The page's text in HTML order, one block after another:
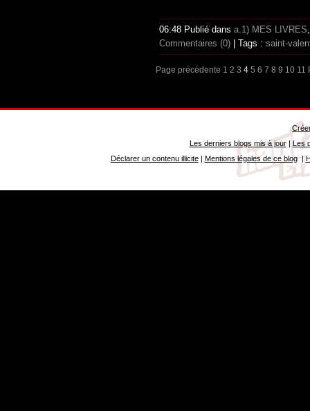
06:48 Publié dans a.1) MES LIVRES
Commentaires (0) | Tags : saint-
Page précédente 1 2 3 4 5 6 7 8 9 10 11
Les derniers blogs mis à jour|
Les
Déclarer un contenu illicite| Mentions légales de ce blog|